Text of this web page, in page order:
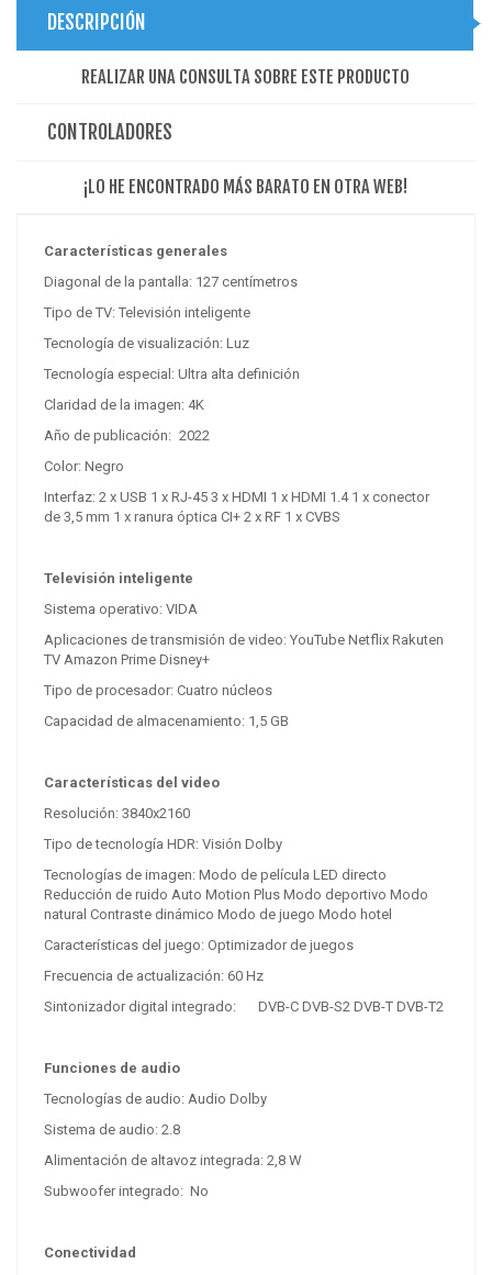
DESCRIPCIÓN
REALIZAR UNA CONSULTA SOBRE ESTE PRODUCTO
CONTROLADORES
¡LO HE ENCONTRADO MÁS BARATO EN OTRA WEB!
Características generales
Diagonal de la pantalla: 127 centímetros
Tipo de TV: Televisión inteligente
Tecnología de visualización: Luz
Tecnología especial: Ultra alta definición
Claridad de la imagen: 4K
Año de publicación: 2022
Color: Negro
Interfaz: 2 x USB 1 x RJ-45 3 x HDMI 1 x HDMI 1.4 1 x conector
de 3,5 mm 1 x ranura óptica CI+ 2 x RF 1 x CVBS
Televisión inteligente
Sistema operativo: VIDA
Aplicaciones de transmisión de video: YouTube Netflix Rakuten
TV Amazon Prime Disney+
Tipo de procesador: Cuatro núcleos
Capacidad de almacenamiento: 1,5 GB
Características del video
Resolución: 3840x2160
Tipo de tecnología HDR: Visión Dolby
Tecnologías de imagen: Modo de película LED directo
Reducción de ruido Auto Motion Plus Modo deportivo Modo
natural Contraste dinámico Modo de juego Modo hotel
Características del juego: Optimizador de juegos
Frecuencia de actualización: 60 Hz
Sintonizador digital integrado:
DVB-C DVB-S2 DVB-T DVB-T2
Funciones de audio
Tecnologías de audio: Audio Dolby
Sistema de audio: 2.8
Alimentación de altavoz integrada: 2,8 W
Subwoofer integrado: No
Conectividad